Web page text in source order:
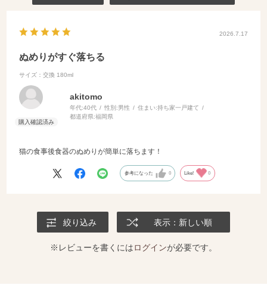
2026.7.17
ぬめりがすぐ落ちる
サイズ：交換 180ml
akitomo
年代:40代 性別:男性 住まい:持ち家一戸建て
都道府県:福岡県
猫の食事後食器のぬめりが簡単に落ちます！
参考になった 0 Like! 0
絞り込み 表示：新しい順
※レビューを書くにはログインが必要です。